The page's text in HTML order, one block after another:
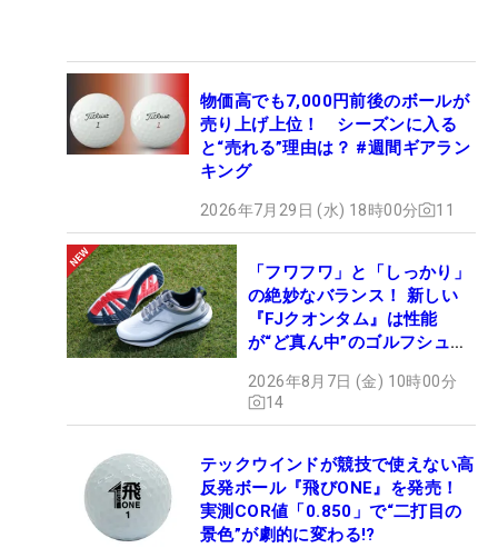
物価高でも7,000円前後のボールが
売り上げ上位！ シーズンに入る
と“売れる”理由は？ #週間ギアラン
キング
2026年7月29日 (水) 18時00分 11
「フワフワ」と「しっかり」
の絶妙なバランス！ 新しい
『FJクオンタム』は性能
が“ど真ん中”のゴルフシュー
2026年8月7日 (金) 10時00分
14
テックウインドが競技で使えない高
反発ボール『飛びONE』を発売！
実測COR値「0.850」で“二打目の
景色”が劇的に変わる!?